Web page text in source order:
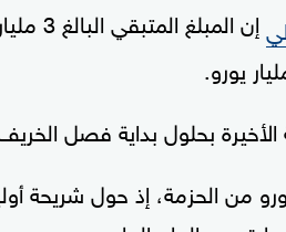
إن
بحلول بداية فصل
من الحزمة، ⁠إذ حول شريحة